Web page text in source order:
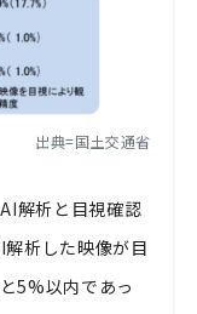
出典=国土交通省
解析と目視確認
析した映像が目
5%以内であっ